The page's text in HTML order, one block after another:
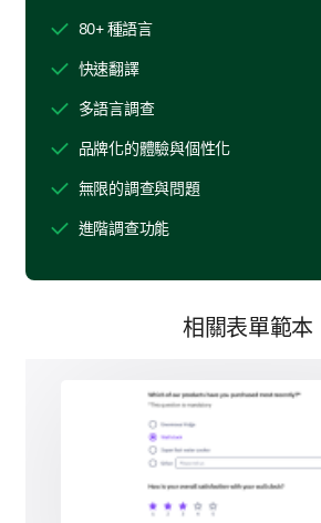
您有多可能推薦我們品牌給朋
請評價您對以下與我們品牌相
1
80+ 種語言
快速翻譯
多語言調查
品牌化的體驗與個性化
無限的調查與問題
進階調查功能
相關表單範本